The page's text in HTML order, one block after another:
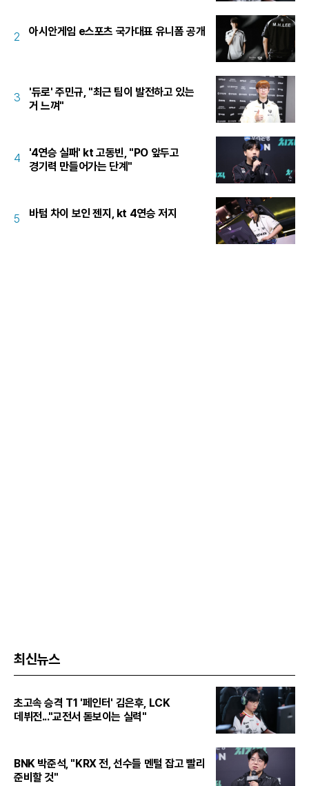
2 아시안게임 e스포츠 국가대표 유니폼 공개
3
'듀로' 주민규, "최근 팀이 발전하고 있는
거 느껴"
4
'4연승 실패' kt 고동빈, "PO 앞두고
경기력 만들어가는 단계"
5 바텀 차이 보인 젠지, kt 4연승 저지
최신뉴스
초고속 승격 T1 '페인터' 김은후, LCK
데뷔전..."교전서 돋보이는 실력"
BNK 박준석, "KRX 전, 선수들 멘털 잡고 빨리
준비할 것"